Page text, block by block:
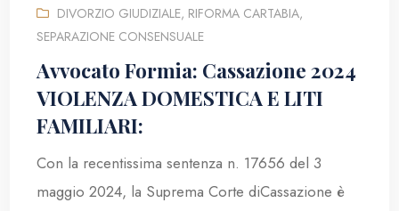
DIVORZIO GIUDIZIALE, RIFORMA CARTABIA,
SEPARAZIONE CONSENSUALE
Avvocato Formia: Cassazione 2024
VIOLENZA DOMESTICA E LITI
FAMILIARI:
Con la recentissima sentenza n. 17656 del 3
maggio 2024, la Suprema Corte diCassazione è